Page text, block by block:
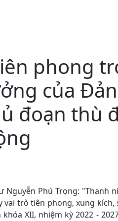
phong
của
đoạn thù
Phú Trọng: "Thanh
trò tiên phong, xung
XII, nhiệm kỳ 2022 -